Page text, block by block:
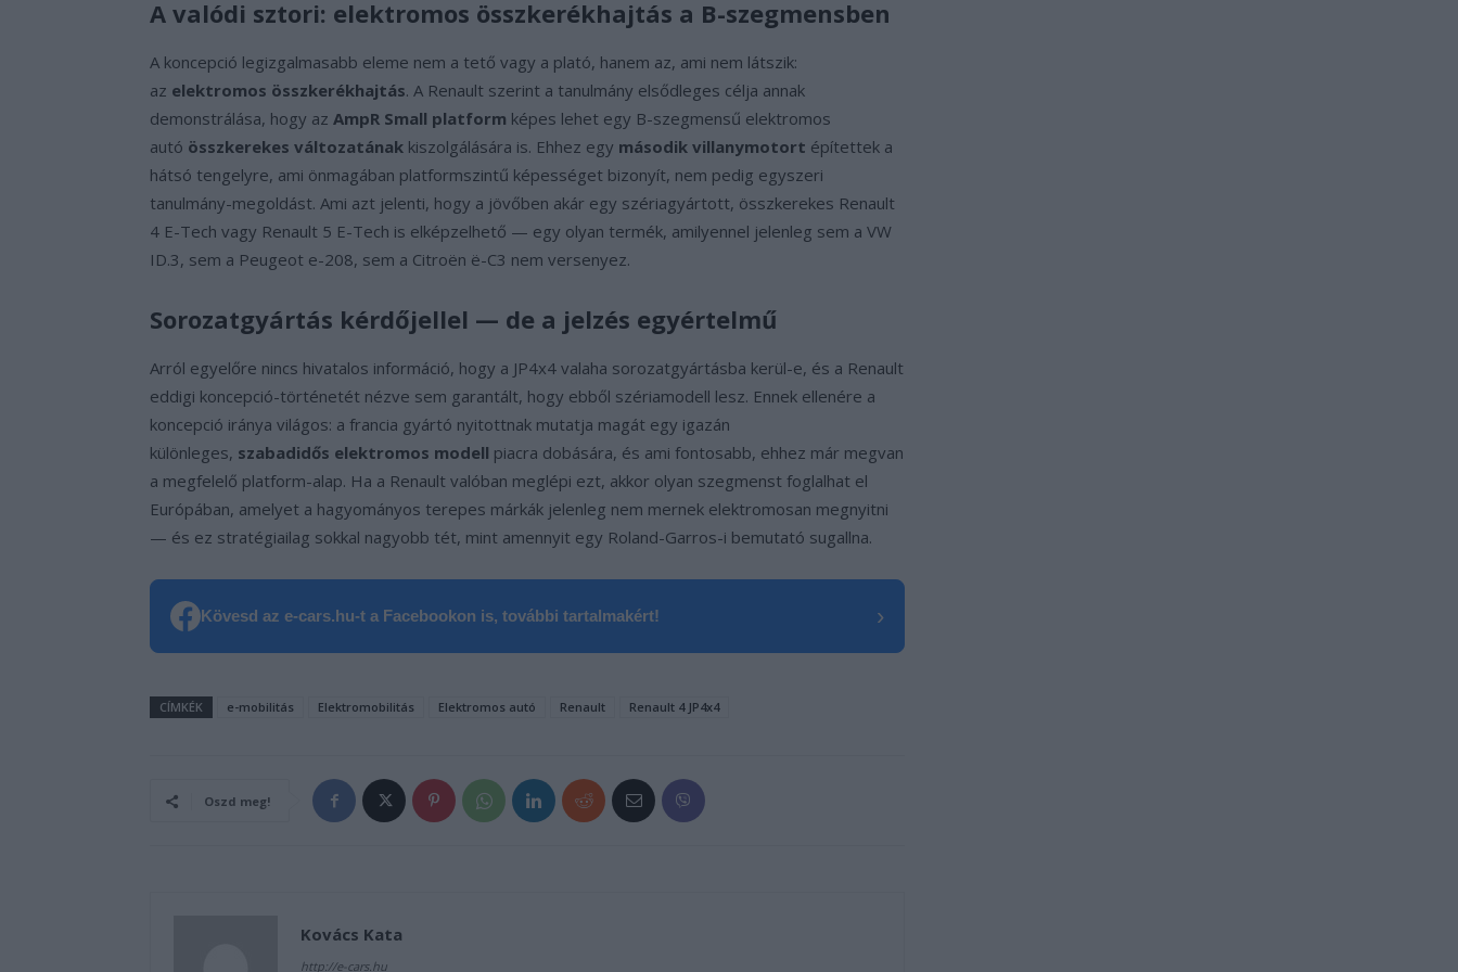
A valódi sztori: elektromos összkerékhajtás a B-szegmensben
A koncepció legizgalmasabb eleme nem a tető vagy a plató, hanem az, ami nem látszik:
az elektromos összkerékhajtás. A Renault szerint a tanulmány elsődleges célja annak
demonstrálása, hogy az AmpR Small platform képes lehet egy B-szegmensű elektromos
autó összkerekes változatának kiszolgálására is. Ehhez egy második villanymotort építettek a
hátsó tengelyre, ami önmagában platformszintű képességet bizonyít, nem pedig egyszeri
tanulmány-megoldást. Ami azt jelenti, hogy a jövőben akár egy szériagyártott, összkerekes Renault
4 E-Tech vagy Renault 5 E-Tech is elképzelhető — egy olyan termék, amilyennel jelenleg sem a VW
ID.3, sem a Peugeot e-208, sem a Citroën ë-C3 nem versenyez.
Sorozatgyártás kérdőjellel — de a jelzés egyértelmű
Arról egyelőre nincs hivatalos információ, hogy a JP4x4 valaha sorozatgyártásba kerül-e, és a Renault
eddigi koncepció-történetét nézve sem garantált, hogy ebből szériamodell lesz. Ennek ellenére a
koncepció iránya világos: a francia gyártó nyitottnak mutatja magát egy igazán
különleges, szabadidős elektromos modell piacra dobására, és ami fontosabb, ehhez már megvan
a megfelelő platform-alap. Ha a Renault valóban meglépi ezt, akkor olyan szegmenst foglalhat el
Európában, amelyet a hagyományos terepes márkák jelenleg nem mernek elektromosan megnyitni
— és ez stratégiailag sokkal nagyobb tét, mint amennyit egy Roland-Garros-i bemutató sugallna.
Kövesd az e-cars.hu-t a Facebookon is, további tartalmakért! ›
CÍMKÉK e-mobilitás Elektromobilitás Elektromos autó Renault Renault 4 JP4x4
Oszd meg!
Kovács Kata
http://e-cars.hu